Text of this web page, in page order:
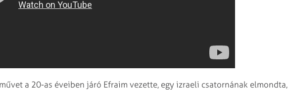
a 20-as éveiben járó Efraim vezette, egy izraeli csatornának elmondta,